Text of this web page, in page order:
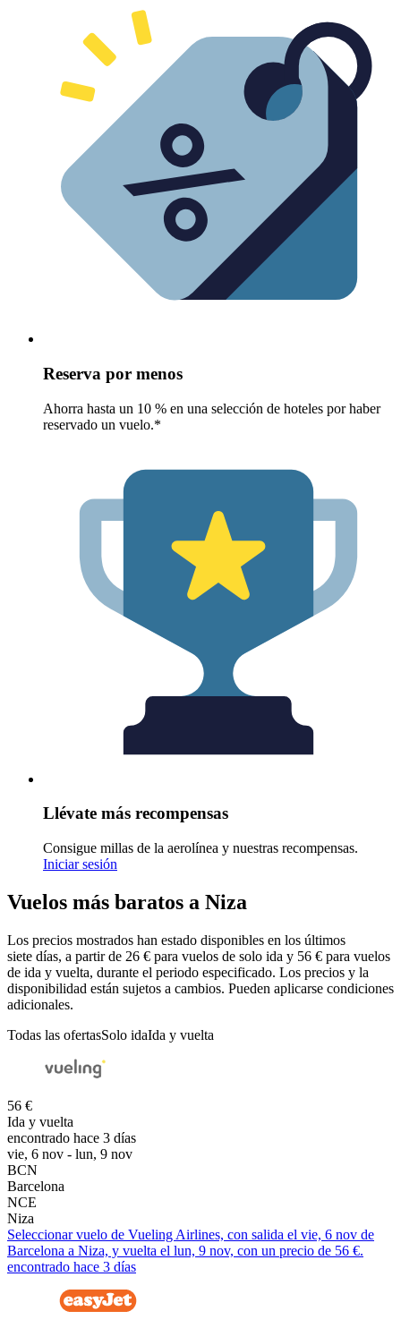
Reserva por menos
Ahorra hasta un 10 % en una selección de hoteles por haber
reservado un vuelo.*
Llévate más recompensas
Consigue millas de la aerolínea y nuestras recompensas.
Iniciar sesión
Vuelos más baratos a Niza
Los precios mostrados han estado disponibles en los últimos
siete días, a partir de 26 € para vuelos de solo ida y 56 € para vuelos
de ida y vuelta, durante el periodo especificado. Los precios y la
disponibilidad están sujetos a cambios. Pueden aplicarse condiciones
adicionales.
Todas las ofertasSolo idaIda y vuelta
56 €
Ida y vuelta
encontrado hace 3 días
vie, 6 nov - lun, 9 nov
BCN
Barcelona
NCE
Niza
Seleccionar vuelo de Vueling Airlines, con salida el vie, 6 nov de
Barcelona a Niza, y vuelta el lun, 9 nov, con un precio de 56 €.
encontrado hace 3 días